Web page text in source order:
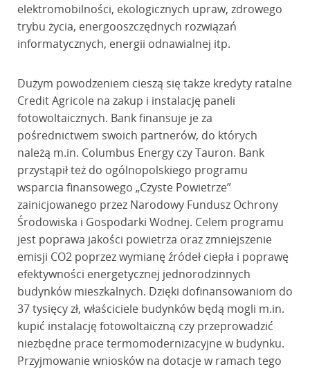
elektromobilności, ekologicznych upraw, zdrowego
trybu życia, energooszczędnych rozwiązań
informatycznych, energii odnawialnej itp.
Dużym powodzeniem cieszą się także kredyty ratalne
Credit Agricole na zakup i instalację paneli
fotowoltaicznych. Bank finansuje je za
pośrednictwem swoich partnerów, do których
należą m.in. Columbus Energy czy Tauron. Bank
przystąpił też do ogólnopolskiego programu
wsparcia finansowego „Czyste Powietrze”
zainicjowanego przez Narodowy Fundusz Ochrony
Środowiska i Gospodarki Wodnej. Celem programu
jest poprawa jakości powietrza oraz zmniejszenie
emisji CO2 poprzez wymianę źródeł ciepła i poprawę
efektywności energetycznej jednorodzinnych
budynków mieszkalnych. Dzięki dofinansowaniom do
37 tysięcy zł, właściciele budynków będą mogli m.in.
kupić instalację fotowoltaiczną czy przeprowadzić
niezbędne prace termomodernizacyjne w budynku.
Przyjmowanie wniosków na dotacje w ramach tego